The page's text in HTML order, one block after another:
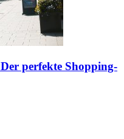
Der perfekte Shopping-